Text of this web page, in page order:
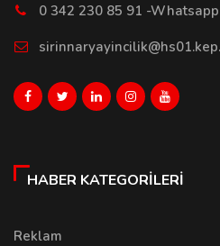
0 342 230 85 91 -Whatsapp
HABER KATEGORILERI
Reklam